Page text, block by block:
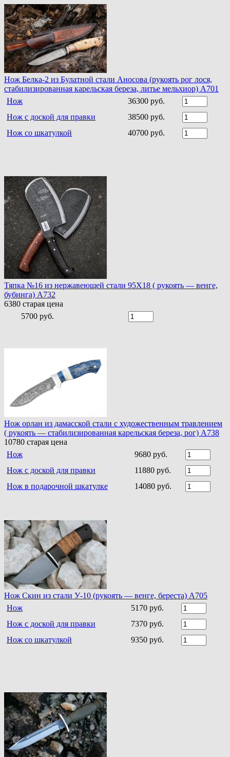
Нож Белка-2 из Булатной стали Аносова (рукоять рог лося,
стабилизированная карельская береза, литье мельхиор) A701
Нож
36300 руб.
Нож с доской для правки
38500 руб.
Нож со шкатулкой
40700 руб.
Тяпка №16 из нержавеющей стали 95Х18 ( рукоять — венге,
бубинга) A732
6380 старая цена
5700 руб.
Нож орлан из дамасской стали с художественным травлением
( рукоять — стабилизированная карельская береза, рог) A738
10780 старая цена
Нож
9680 руб.
Нож с доской для правки
11880 руб.
Нож в подарочной шкатулке
14080 руб.
Нож Скин из стали У-10 (рукоять — венге, береста) А705
Нож
5170 руб.
Нож с доской для правки
7370 руб.
Нож со шкатулкой
9350 руб.